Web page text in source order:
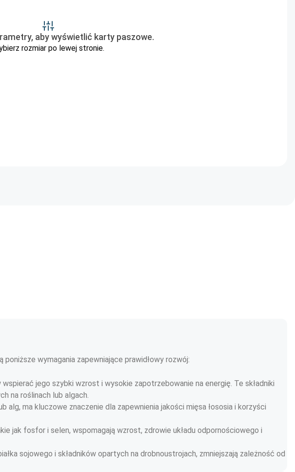
aby wyświetlić karty paszowe.
rozmiar po lewej stronie.
wymagania zapewniające prawidłowy rozwój:
jego szybki wzrost i wysokie zapotrzebowanie na energię. Te składniki
na roślinach lub algach.
ma kluczowe znaczenie dla zapewnienia jakości mięsa łososia i korzyści
jak fosfor i selen, wspomagają wzrost, zdrowie układu odpornościowego i
sojowego i składników opartych na drobnoustrojach, zmniejszają zależność od